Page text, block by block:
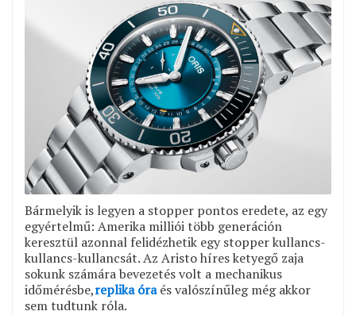
Bármelyik is legyen a stopper pontos eredete, az egy
egyértelmű: Amerika milliói több generáción
keresztül azonnal felidézhetik egy stopper kullancs-
kullancs-kullancsát. Az Aristo híres ketyegő zaja
sokunk számára bevezetés volt a mechanikus
időmérésbe,replika óraés valószínűleg még akkor
sem tudtunk róla.